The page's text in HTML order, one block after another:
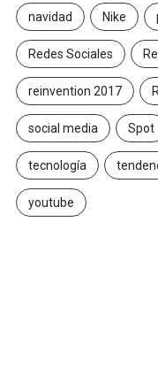
navidad Nike
Redes Sociales
reinvention 2017
social media Spot
tecnología
youtube